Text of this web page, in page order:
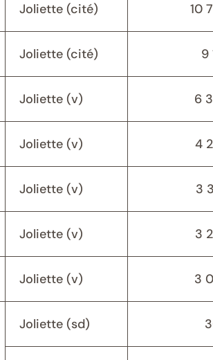
Joliette (cité) 10
Joliette (cité) 9
Joliette (v) 6
Joliette (v) 4
Joliette (v) 3
Joliette (v) 3
Joliette (v) 3
Joliette (sd)